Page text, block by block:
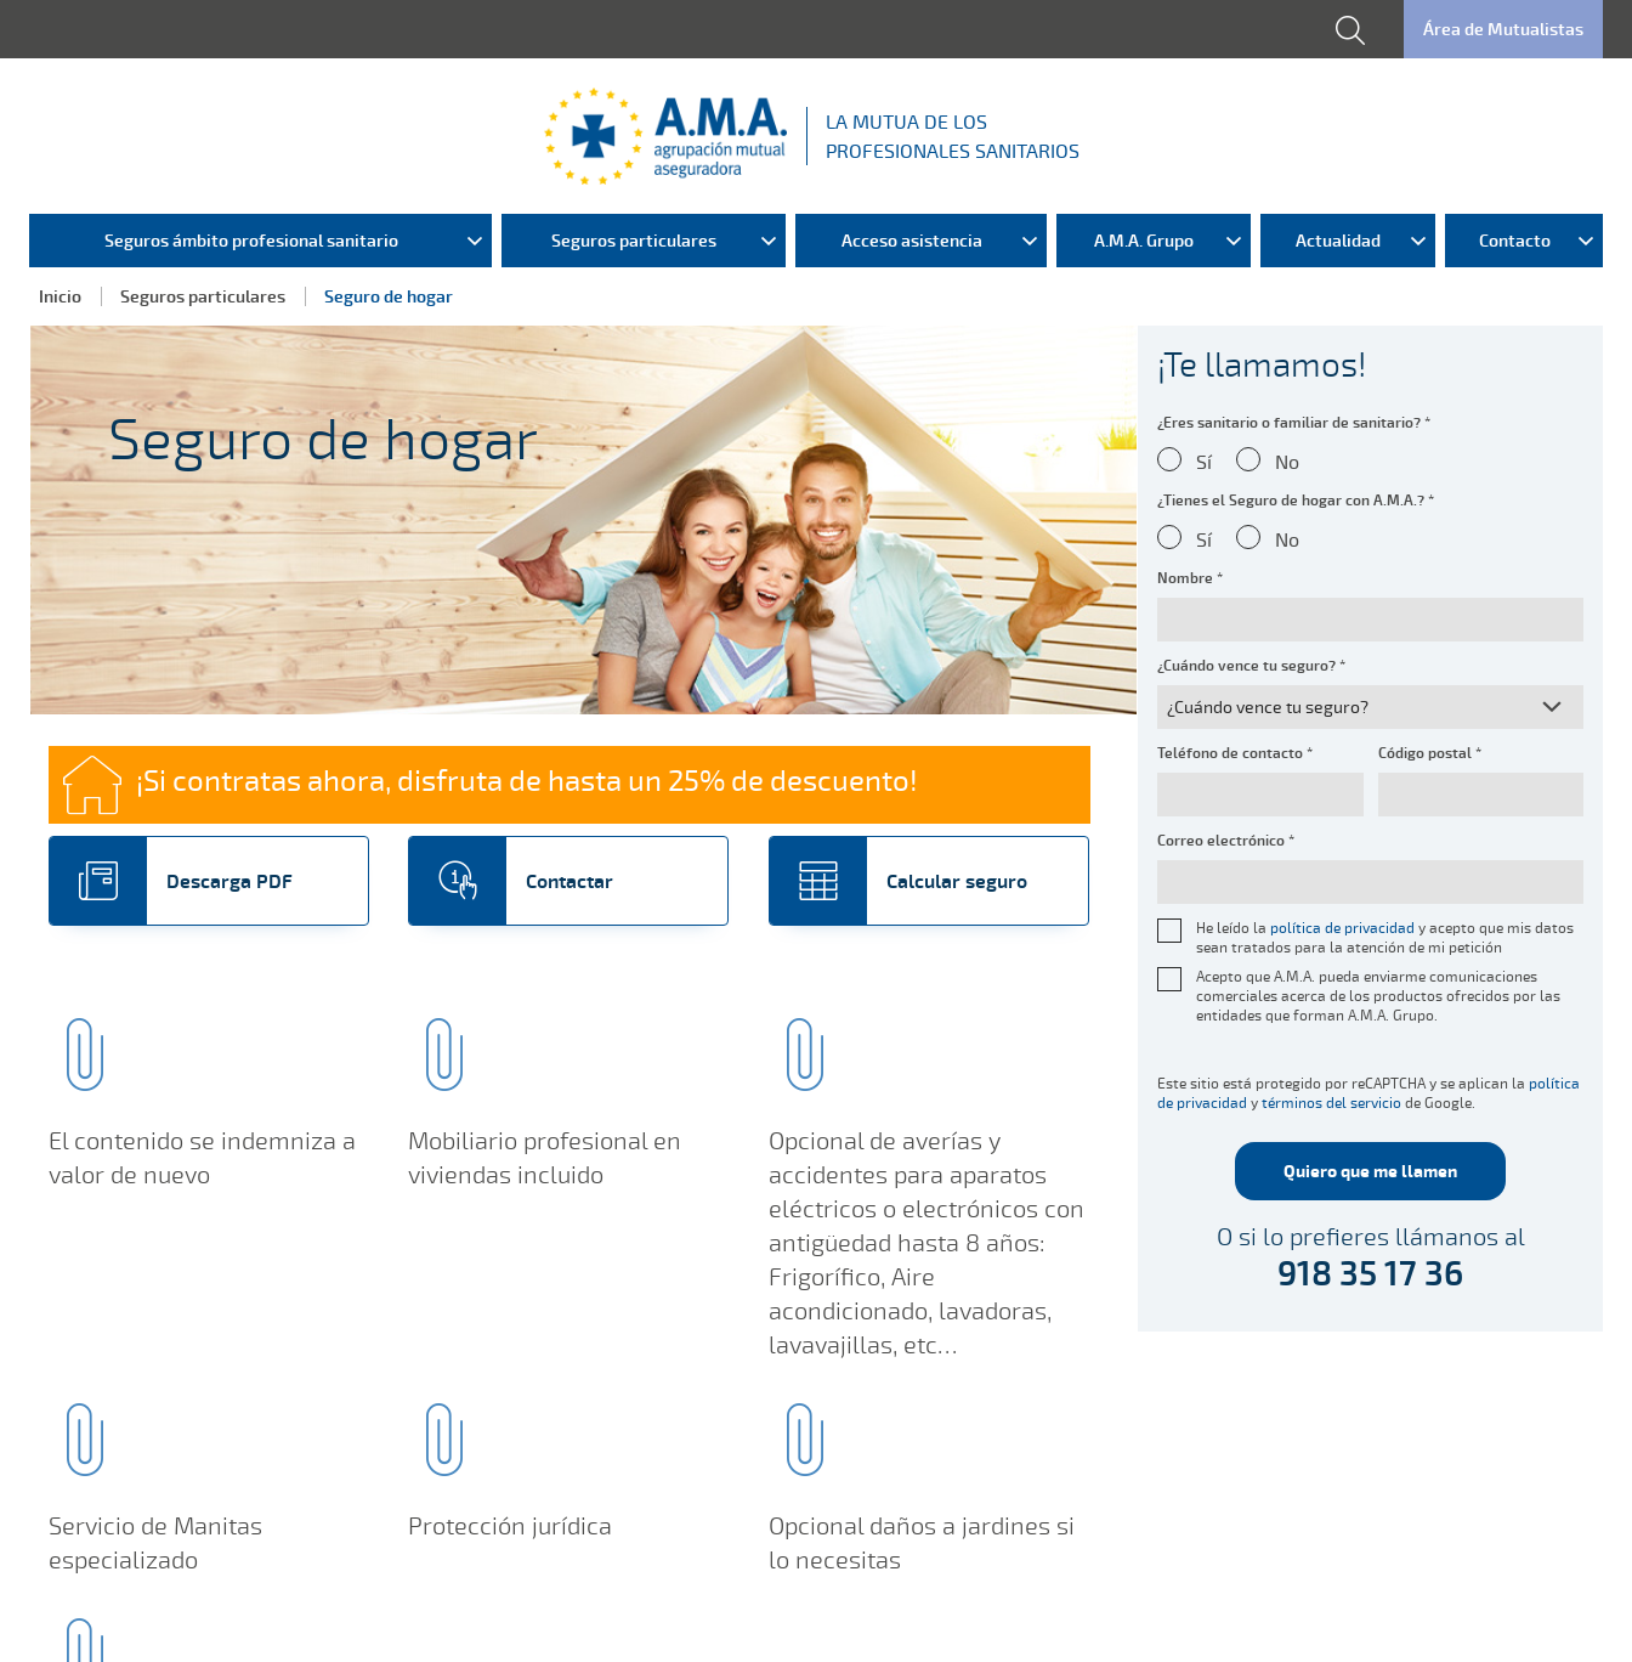
Área de Mutualistas
LA MUTUA DE LOS
PROFESIONALES SANITARIOS
Seguros ámbito profesional sanitario Seguros particulares Acceso asistencia A.M.A. Grupo Actualidad Contacto
Inicio Seguros particulares Seguro de hogar
Seguro de hogar
¡Si contratas ahora, disfruta de hasta un 25% de descuento!
Descarga PDF Contactar Calcular seguro
El contenido se indemniza a
valor de nuevo
Mobiliario profesional en
viviendas incluido
Opcional de averías y
accidentes para aparatos
eléctricos o electrónicos con
antigüedad hasta 8 años:
Frigorífico, Aire
acondicionado, lavadoras,
lavavajillas, etc…
Servicio de Manitas
especializado
Protección jurídica
Opcional daños a jardines si
lo necesitas
¡Te llamamos!
¿Eres sanitario o familiar de sanitario? *
Sí No
¿Tienes el Seguro de hogar con A.M.A.? *
Sí No
Nombre *
¿Cuándo vence tu seguro? *
Teléfono de contacto * Código postal *
Correo electrónico *
He leído la política de privacidad y acepto que mis datos
sean tratados para la atención de mi petición
Acepto que A.M.A. pueda enviarme comunicaciones
comerciales acerca de los productos ofrecidos por las
entidades que forman A.M.A. Grupo.
Este sitio está protegido por reCAPTCHA y se aplican la política
de privacidad ytérminos del serviciode Google.
Quiero que me llamen
O si lo prefieres llámanos al
918 35 17 36